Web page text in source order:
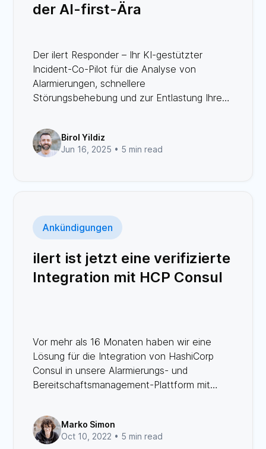
der AI-first-Ära
Der ilert Responder – Ihr KI-gestützter
Incident-Co-Pilot für die Analyse von
Alarmierungen, schnellere
Störungsbehebung und zur Entlastung Ihres
übernehmen.
Birol Yildiz
Jun 16, 2025 • 5 min read
Ankündigungen
ilert ist jetzt eine verifizierte
Integration mit HCP Consul
Vor mehr als 16 Monaten haben wir eine
Lösung für die Integration von HashiCorp
Consul in unsere Alarmierungs- und
Bereitschaftsmanagement-Plattform mit
spezielle Anwendung, die die Kommunikation
zwischen einer installierten Consul-Instanz
und einem bestehenden ilert-Konto
Marko Simon
Oct 10, 2022 • 5 min read